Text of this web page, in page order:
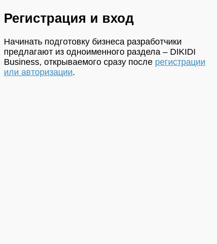
Регистрация и вход
Начинать подготовку бизнеса разработчики
предлагают из одноименного раздела – DIKIDI
Business, открываемого сразу после регистрации
или авторизации.